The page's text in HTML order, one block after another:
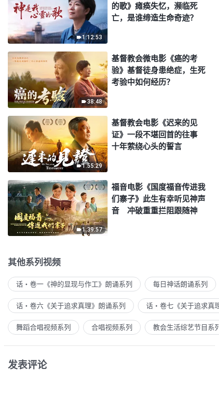
1:12:53
的歌》瘫痪失忆，濒临死
亡，是谁缔造生命奇迹？
38:48
基督教会微电影《癌的考
验》基督徒身患绝症，生死
考验中如何经历？
1:55:29
基督教会电影《迟来的见
证》一段不堪回首的往事
十年萦绕心头的誓言
1:39:57
福音电影《国度福音传进我
们寨子》此生有幸听见神声
音 冲破重重拦阻跟随神
其他系列视频
话・卷一《神的显现与作工》朗诵系列 每日神话朗诵系列
话・卷六《关于追求真理》朗诵系列 话・卷七《关于追求真
舞蹈合唱视频系列 合唱视频系列 教会生活综艺节目系
发表评论